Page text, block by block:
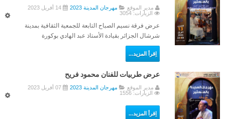
الأخبار
المنستـــــير
المنستـــــيرعبر العصور
معالم تاريخية
مواقع أثرية
الفضاء الثقافي
مدير الموقع مهرجان المدينة 2023
14 أفريل 2023
الزيارات: 3054
عرض فرقة نسيم الصباح التابعة للجمعية الثقافية بمدينة
شرشال الجزائر بقيادة الأستاذ عبد الهادي بوكورة
اِقرأ المزيد...
عرض طربيات للفنان محمود فريح
مدير الموقع مهرجان المدينة 2023
07 أفريل 2023
الزيارات: 1556
اِقرأ المزيد...